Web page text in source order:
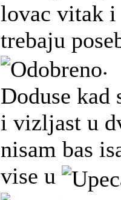
lovac vitak
trebaju
.
Doduse
i vizljast u
nisam bas
vise u